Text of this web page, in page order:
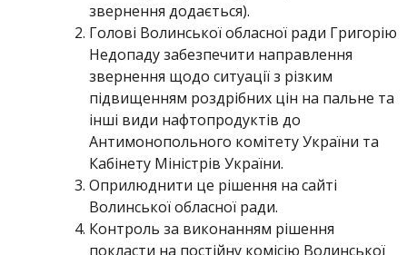
звернення додається).
Голові Волинської обласної ради Григорію
Недопаду забезпечити направлення
звернення щодо ситуації з різким
підвищенням роздрібних цін на пальне та
інші види нафтопродуктів до
Антимонопольного комітету України та
Кабінету Міністрів України.
Оприлюднити це рішення на сайті
Волинської обласної ради.
Контроль за виконанням рішення
покласти на постійну комісію Волинської